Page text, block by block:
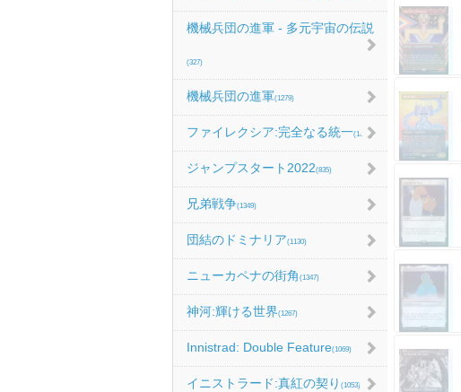
機械兵団の進軍 - 多元宇宙の伝説
(327)
機械兵団の進軍(1279)
ファイレクシア:完全なる統一(1067)
ジャンプスタート2022(835)
兄弟戦争(1349)
団結のドミナリア(1130)
ニューカペナの街角 (1347)
神河:輝ける世界(1267)
Innistrad: Double Feature(1069)
イニストラード:真紅の契り (1053)